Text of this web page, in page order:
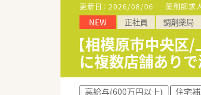
【勤務実態につい
■残業は月5時間
■有給休暇の消
■日曜日に加え
【想定されるキ
■将来的には薬
更新日： 2026/08/06 薬剤師求
NEW 正社員 調剤薬局
【相模原市中央
に複数店舗あり
高給与(600万円以上) 住宅